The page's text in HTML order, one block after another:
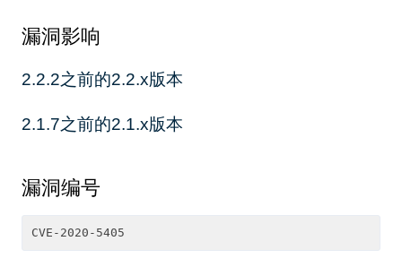
漏洞影响
2.2.2之前的2.2.x版本
2.1.7之前的2.1.x版本
漏洞编号
CVE-2020-5405